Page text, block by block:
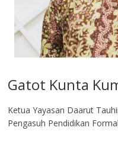
Gatot Kunta
Ketua Yayasan Daarut
Pengasuh Pendidikan